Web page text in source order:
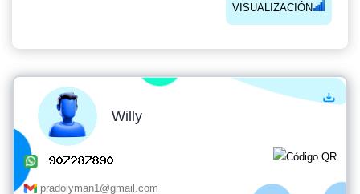
VISUALIZACIÓN
Willy
pradolyman1@gmail.com